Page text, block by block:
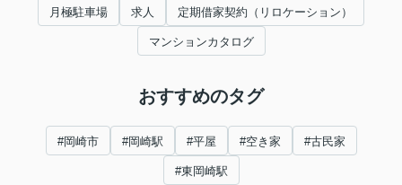
月極駐車場 求人 定期借家契約（リロケーション）
マンションカタログ
おすすめのタグ
#岡崎市 #岡崎駅 #平屋 #空き家 #古民家
#東岡崎駅